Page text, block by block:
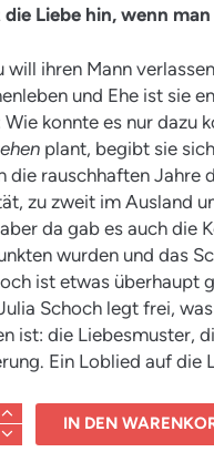
Liebe hin, wenn
will ihren Mann
und Ehe ist sie
Wie konnte es nur dazu
plant, begibt sie
die rauschhaften Jahre
zu zweit im Ausland
da gab es auch die
wurden und das
ist etwas überhaupt
Schoch legt frei,
ist: die Liebesmuster,
Ein Loblied auf die
IN DEN